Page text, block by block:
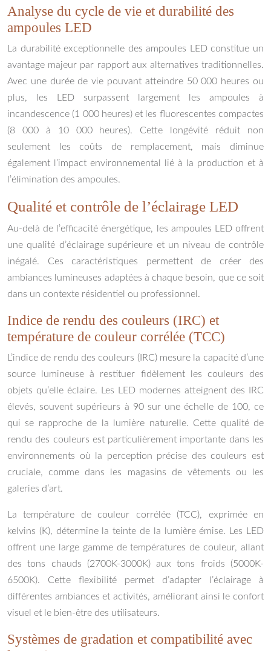
Analyse du cycle de vie et durabilité des
ampoules LED
La durabilité exceptionnelle des ampoules LED constitue un
avantage majeur par rapport aux alternatives traditionnelles.
Avec une durée de vie pouvant atteindre 50 000 heures ou
plus, les LED surpassent largement les ampoules à
incandescence (1 000 heures) et les fluorescentes compactes
(8 000 à 10 000 heures). Cette longévité réduit non
seulement les coûts de remplacement, mais diminue
également l’impact environnemental lié à la production et à
l’élimination des ampoules.
Qualité et contrôle de l’éclairage LED
Au-delà de l’efficacité énergétique, les ampoules LED offrent
une qualité d’éclairage supérieure et un niveau de contrôle
inégalé. Ces caractéristiques permettent de créer des
ambiances lumineuses adaptées à chaque besoin, que ce soit
dans un contexte résidentiel ou professionnel.
Indice de rendu des couleurs (IRC) et
température de couleur corrélée (TCC)
L’indice de rendu des couleurs (IRC) mesure la capacité d’une
source lumineuse à restituer fidèlement les couleurs des
objets qu’elle éclaire. Les LED modernes atteignent des IRC
élevés, souvent supérieurs à 90 sur une échelle de 100, ce
qui se rapproche de la lumière naturelle. Cette qualité de
rendu des couleurs est particulièrement importante dans les
environnements où la perception précise des couleurs est
cruciale, comme dans les magasins de vêtements ou les
galeries d’art.
La température de couleur corrélée (TCC), exprimée en
kelvins (K), détermine la teinte de la lumière émise. Les LED
offrent une large gamme de températures de couleur, allant
des tons chauds (2700K-3000K) aux tons froids (5000K-
6500K). Cette flexibilité permet d’adapter l’éclairage à
différentes ambiances et activités, améliorant ainsi le confort
visuel et le bien-être des utilisateurs.
Systèmes de gradation et compatibilité avec